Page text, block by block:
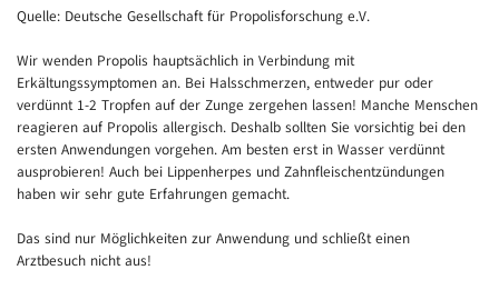
Quelle: Deutsche Gesellschaft für Propolisforschung e.V.
Wir wenden Propolis hauptsächlich in Verbindung mit
Erkältungssymptomen an. Bei Halsschmerzen, entweder pur oder
verdünnt 1-2 Tropfen auf der Zunge zergehen lassen! Manche Menschen
reagieren auf Propolis allergisch. Deshalb sollten Sie vorsichtig bei den
ersten Anwendungen vorgehen. Am besten erst in Wasser verdünnt
ausprobieren! Auch bei Lippenherpes und Zahnfleischentzündungen
haben wir sehr gute Erfahrungen gemacht.
Das sind nur Möglichkeiten zur Anwendung und schließt einen
Arztbesuch nicht aus!